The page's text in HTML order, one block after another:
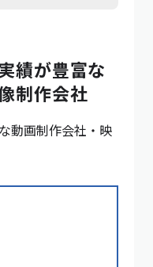
績が豊富な
制作会社
動画制作会社・映